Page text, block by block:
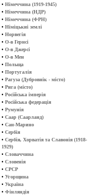
• Німеччина (1919-1945)
• Німеччина (НДР)
• Німеччина (ФРН)
• Німіцькиі землі
• Норвегія
• О-в Гернсі
• О-в Джерсі
• О-в Мен
• Польща
• Португалія
• Рагуза (Дубровнік - місто)
• Рига (місто)
• Російська імперія
• Російська федерація
• Румунія
• Саар (Саарланд)
• Сан-Марино
• Сербія
• Сербія, Хорватія та Славонія (1918-
1929)
• Словаччина
• Словенія
• СРСР
• Угорщина
• Україна
• Фінляндія